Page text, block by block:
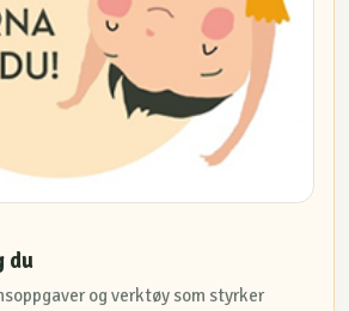
du
og verktøy som styrker